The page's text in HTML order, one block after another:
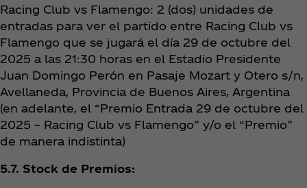
Racing Club vs Flamengo: 2 (dos) unidades de
entradas para ver el partido entre Racing Club vs
Flamengo que se jugará el día 29 de octubre del
2025 a las 21:30 horas en el Estadio Presidente
Juan Domingo Perón en Pasaje Mozart y Otero s/n,
Avellaneda, Provincia de Buenos Aires, Argentina
(en adelante, el “Premio Entrada 29 de octubre del
2025 – Racing Club vs Flamengo” y/o el “Premio”
de manera indistinta)
5.7. Stock de Premios: